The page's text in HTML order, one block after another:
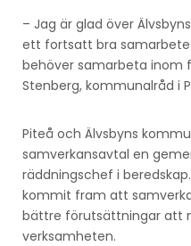
– Jag är glad över
ett fortsatt bra
behöver samarbeta inom
Stenberg, kommunalråd i
Piteå och Älvsbyns
samverkansavtal en
räddningschef i
kommit fram att
bättre förutsättningar att
verksamheten.